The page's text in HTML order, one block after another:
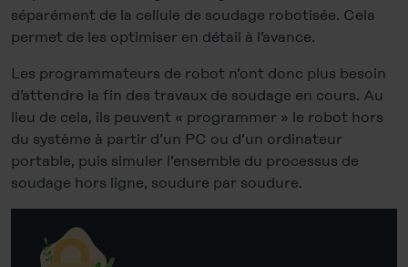
séparément de la cellule de soudage robotisée. Cela
permet de les optimiser en détail à l’avance.
Les programmateurs de robot n’ont donc plus besoin
d’attendre la fin des travaux de soudage en cours. Au
lieu de cela, ils peuvent « programmer » le robot hors
du système à partir d’un PC ou d’un ordinateur
portable, puis simuler l’ensemble du processus de
soudage hors ligne, soudure par soudure.